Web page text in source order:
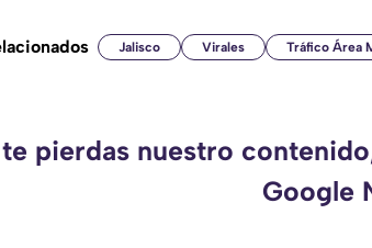
Jalisco Virales Tráfico Área
te pierdas nuestro
Google